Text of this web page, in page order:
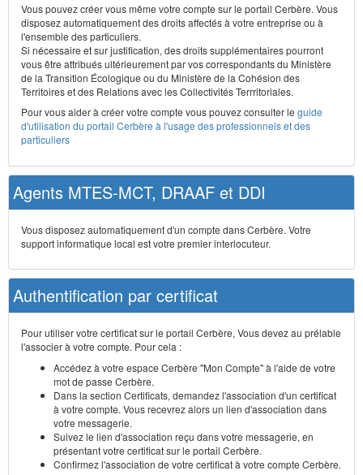
Vous pouvez créer vous même votre compte sur le portail Cerbère. Vous
disposez automatiquement des droits affectés à votre entreprise ou à
l'ensemble des particuliers.
Si nécessaire et sur justification, des droits supplémentaires pourront
vous être attribués ultérieurement par vos correspondants du Ministère
de la Transition Écologique ou du Ministère de la Cohésion des
Territoires et des Relations avec les Collectivités Terrritoriales.
Pour vous aider à créer votre compte vous pouvez consulter le guide
d'utilisation du portail Cerbère à l'usage des professionnels et des
particuliers
Agents MTES-MCT, DRAAF et DDI
Vous disposez automatiquement d'un compte dans Cerbère. Votre
support informatique local est votre premier interlocuteur.
Authentification par certificat
Pour utiliser votre certificat sur le portail Cerbère, Vous devez au prélable
l'associer à votre compte. Pour cela :
Accédez à votre espace Cerbère "Mon Compte" à l'aide de votre
mot de passe Cerbère.
Dans la section Certificats, demandez l'association d'un certificat
à votre compte. Vous recevrez alors un lien d'association dans
votre messagerie.
Suivez le lien d'association reçu dans votre messagerie, en
présentant votre certificat sur le portail Cerbère.
Confirmez l'association de votre certificat à votre compte Cerbère.